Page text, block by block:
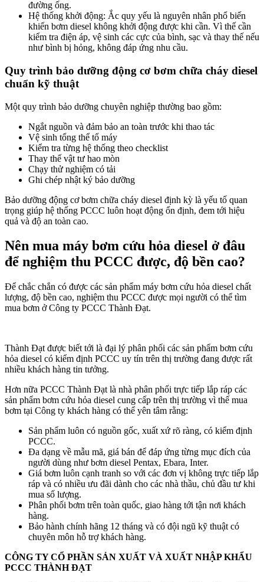
đường ống.
Hệ thống khởi động: Ắc quy yếu là nguyên nhân phổ biến
khiến bơm diesel không khởi động được khi cần. Vì thế cần
kiểm tra điện áp, vệ sinh các cực của bình, sạc và thay thế nếu
như bình bị hỏng, không đáp ứng nhu cầu.
Quy trình bảo dưỡng động cơ bơm chữa cháy diesel
chuẩn kỹ thuật
Một quy trình bảo dưỡng chuyên nghiệp thường bao gồm:
Ngắt nguồn và đảm bảo an toàn trước khi thao tác
Vệ sinh tổng thể tổ máy
Kiểm tra từng hệ thống theo checklist
Thay thế vật tư hao mòn
Chạy thử nghiệm có tải
Ghi chép nhật ký bảo dưỡng
Bảo dưỡng động cơ bơm chữa cháy diesel định kỳ là yếu tố quan
trọng giúp hệ thống PCCC luôn hoạt động ổn định, đem tới hiệu
quả và độ an toàn cao.
Nên mua máy bơm cứu hỏa diesel ở đâu
để nghiệm thu PCCC được, độ bền cao?
Để chắc chắn có được các sản phẩm máy bơm cứu hỏa diesel chất
lượng, độ bền cao, nghiệm thu PCCC được mọi người có thể tìm
mua bơm ở Công ty PCCC Thành Đạt.
Thành Đạt được biết tới là đại lý phân phối các sản phẩm bơm cứu
hỏa diesel có kiểm định PCCC uy tín trên thị trường đang được rất
nhiều khách hàng tin tưởng.
Hơn nữa PCCC Thành Đạt là nhà phân phối trực tiếp lắp ráp các
sản phẩm bơm cứu hỏa diesel cung cấp trên thị trường vì thế mua
bơm tại Công ty khách hàng có thể yên tâm rằng:
Sản phẩm luôn có nguồn gốc, xuất xứ rõ ràng, có kiểm định
PCCC.
Đa dạng về mẫu mã, giá bán để đáp ứng từng mục đích của
người dùng như bơm diesel Pentax, Ebara, Inter.
Giá bơm luôn cạnh tranh so với các đơn vị không trực tiếp lắp
ráp và có nhiều ưu đãi dành cho các nhà thầu, chủ đầu tư khi
mua số lượng.
Phân phối bơm trên toàn quốc, giao hàng tới tận nơi khách
hàng.
Bảo hành chính hãng 12 tháng và có đội ngũ kỹ thuật có
chuyên môn hỗ trợ khách hàng.
CÔNG TY CỔ PHẦN SẢN XUẤT VÀ XUẤT NHẬP KHẨU
PCCC THÀNH ĐẠT